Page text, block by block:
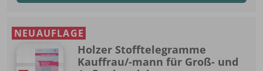
NEUAUFLAGE
Holzer Stofftelegramme
Kauffrau/-mann für Groß- und